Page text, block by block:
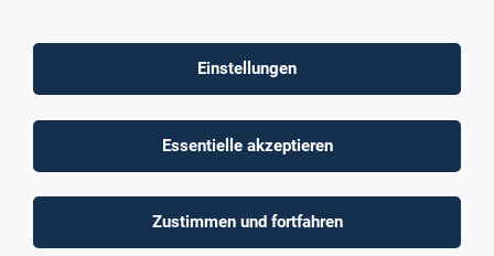
Einstellungen
Essentielle akzeptieren
Zustimmen und fortfahren